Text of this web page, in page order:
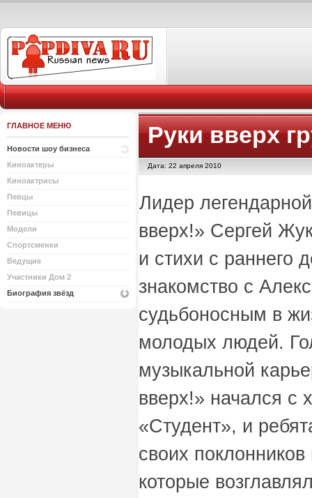
ГЛАВНОЕ МЕНЮ
Новости шоу бизнеса
Киноактеры
Киноактрисы
Певцы
Певицы
Модели
Спортсменки
Ведущие
Участники Дом 2
Биография звёзд
Руки вверх
Дата: 22 апреля 2010
Лидер
вверх!» Сергей
и стихи с раннего
знакомство с
судьбоносным в
молодых людей.
музыкальной
вверх!» начался
«Студент», и
своих
которые